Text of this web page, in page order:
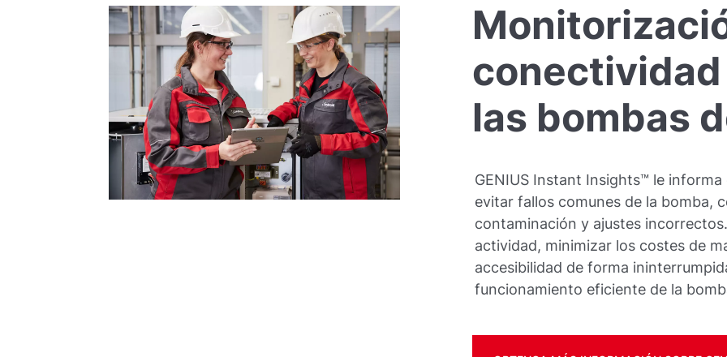
las bombas
GENIUS Instant Insights™ le
evitar fallos comunes de la bomba,
contaminación y ajustes
actividad, minimizar los costes de
accesibilidad de forma
funcionamiento eficiente de la